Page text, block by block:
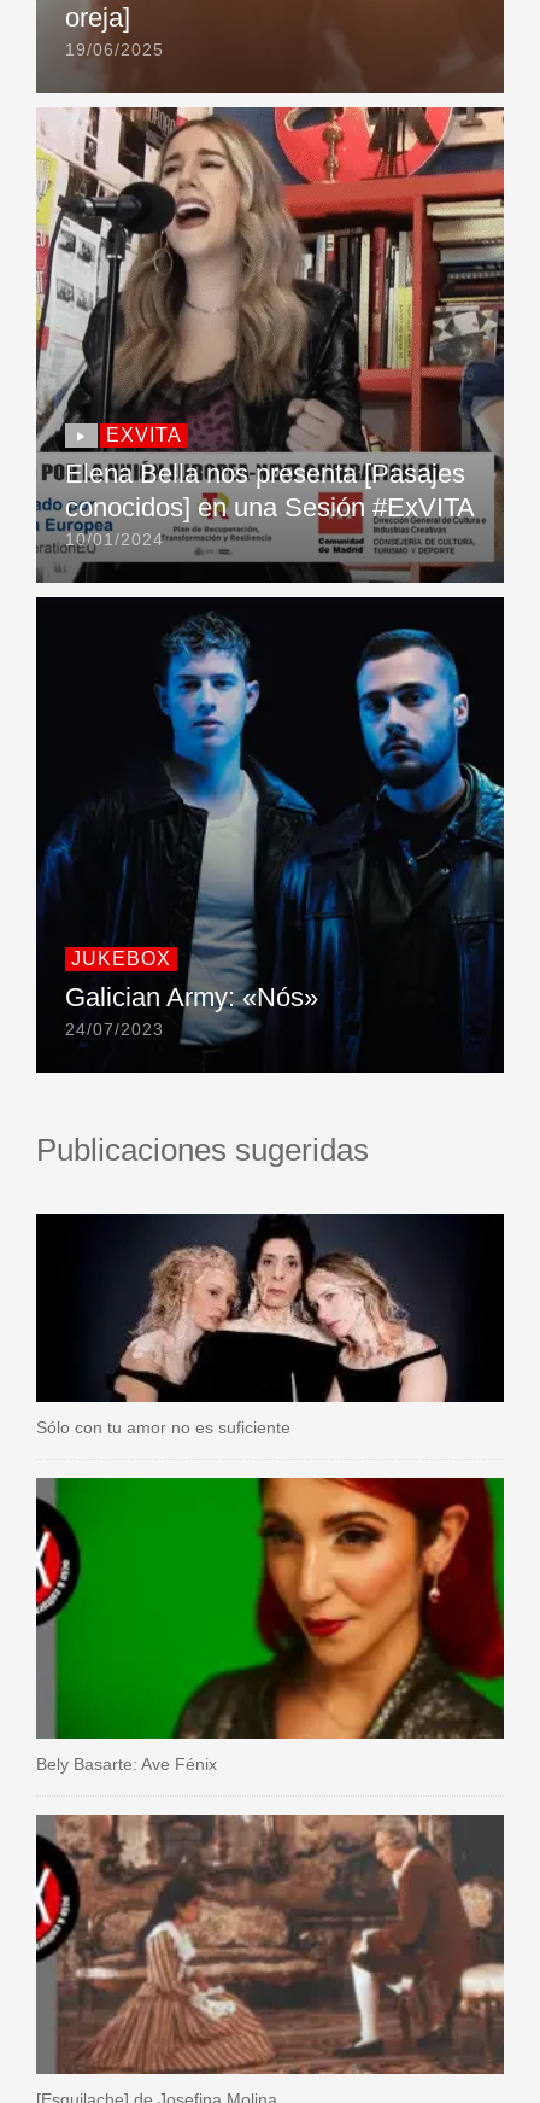
oreja]
19/06/2025
EXVITA
Elena Bella nos presenta [Pasajes
conocidos] en una Sesión #ExVITA
10/01/2024
JUKEBOX
Galician Army: «Nós»
24/07/2023
Publicaciones sugeridas
Sólo con tu amor no es suficiente
Bely Basarte: Ave Fénix